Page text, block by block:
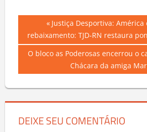
Navegação
de
Previous
Post:
Justiça Desportiva: América
rebaixamento: TJD-RN restaura
Next
O bloco as Poderosas encerrou o
Chácara da amiga
DEIXE SEU COMENTÁRIO